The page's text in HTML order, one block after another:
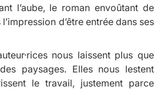
l’aube, le roman envoûtant de
d’être entrée dans ses
nous laissent plus que
paysages. Elles nous lestent
le travail, justement parce